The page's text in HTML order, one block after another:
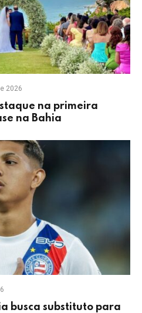
2026
na primeira
na Bahia
busca substituto para